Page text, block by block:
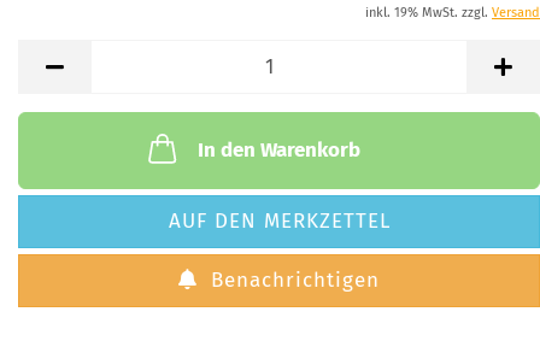
inkl. 19% MwSt. zzgl. Versand
In den Warenkorb
AUF DEN MERKZETTEL
Benachrichtigen